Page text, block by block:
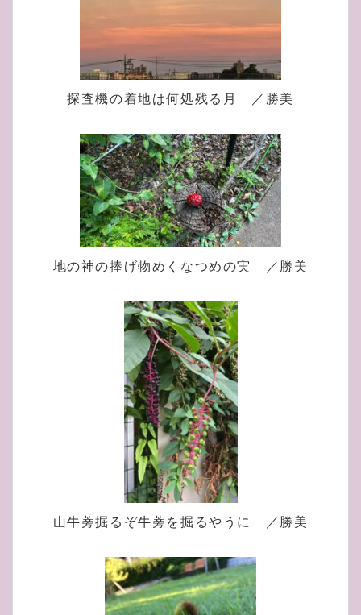
探査機の着地は何処残る月 ／勝美
地の神の捧げ物めくなつめの実 ／勝美
山牛蒡掘るぞ牛蒡を掘るやうに ／勝美